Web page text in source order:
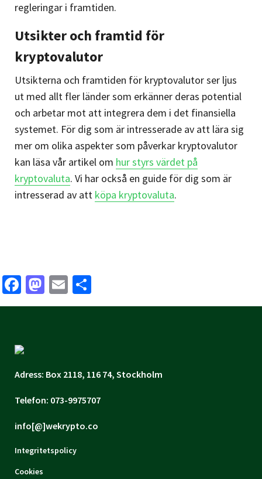
regleringar i framtiden.
Utsikter och framtid för
kryptovalutor
Utsikterna och framtiden för kryptovalutor ser ljus
ut med allt fler länder som erkänner deras potential
och arbetar mot att integrera dem i det finansiella
systemet. För dig som är intresserade av att lära sig
mer om olika aspekter som påverkar kryptovalutor
kan läsa vår artikel om hur styrs värdet på
kryptovaluta. Vi har också en guide för dig som är
intresserad av att köpa kryptovaluta.
Facebook
Mastodon
Email
Adress: Box 2118, 116 74, Stockholm
Telefon: 073-9975707
info[@]wekrypto.co
Integritetspolicy
Cookies